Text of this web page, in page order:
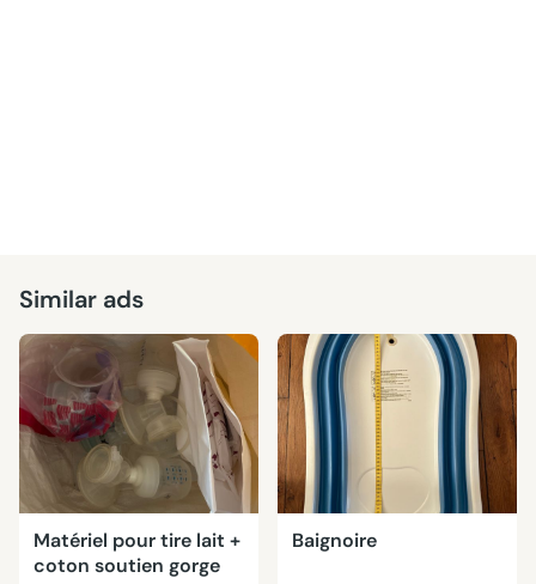
Similar ads
Matériel pour tire lait +
coton soutien gorge
Baignoire